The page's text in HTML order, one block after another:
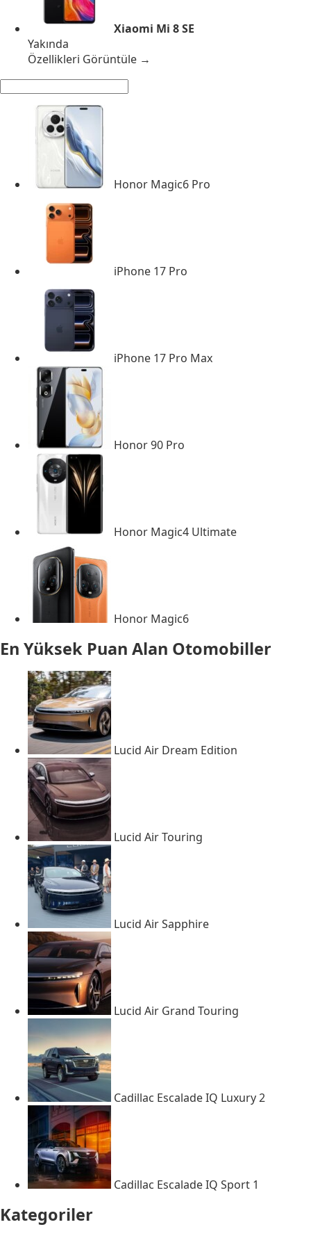
Xiaomi Mi 8 SE
Yakında
Özellikleri Görüntüle →
Honor Magic6 Pro
iPhone 17 Pro
iPhone 17 Pro Max
Honor 90 Pro
Honor Magic4 Ultimate
Honor Magic6
En Yüksek Puan Alan Otomobiller
Lucid Air Dream Edition
Lucid Air Touring
Lucid Air Sapphire
Lucid Air Grand Touring
Cadillac Escalade IQ Luxury 2
Cadillac Escalade IQ Sport 1
Kategoriler